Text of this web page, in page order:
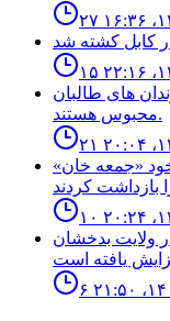
در زندان‌ های طالبان
محبوس هستند.
«جمعه خان»
ولايت بدخشان